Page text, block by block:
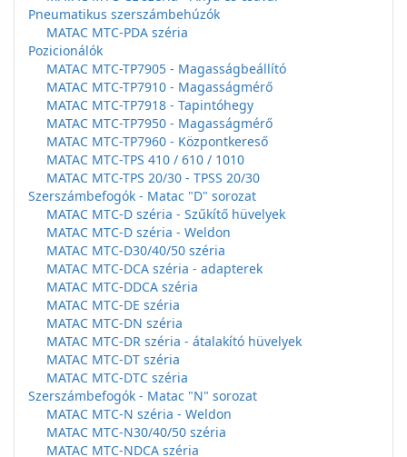
Pneumatikus szerszámbehúzók
MATAC MTC-PDA széria
Pozicionálók
MATAC MTC-TP7905 - Magasságbeállító
MATAC MTC-TP7910 - Magasságmérő
MATAC MTC-TP7918 - Tapintóhegy
MATAC MTC-TP7950 - Magasságmérő
MATAC MTC-TP7960 - Központkereső
MATAC MTC-TPS 410 / 610 / 1010
MATAC MTC-TPS 20/30 - TPSS 20/30
Szerszámbefogók - Matac "D" sorozat
MATAC MTC-D széria - Szűkítő hüvelyek
MATAC MTC-D széria - Weldon
MATAC MTC-D30/40/50 széria
MATAC MTC-DCA széria - adapterek
MATAC MTC-DDCA széria
MATAC MTC-DE széria
MATAC MTC-DN széria
MATAC MTC-DR széria - átalakító hüvelyek
MATAC MTC-DT széria
MATAC MTC-DTC széria
Szerszámbefogók - Matac "N" sorozat
MATAC MTC-N széria - Weldon
MATAC MTC-N30/40/50 széria
MATAC MTC-NDCA széria